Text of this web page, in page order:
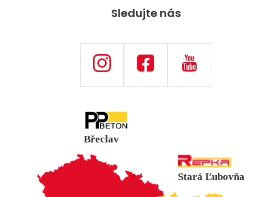
Sledujte nás
Stará Ľubovňa
Břeclav